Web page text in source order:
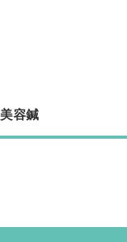
｜横浜で
美容鍼